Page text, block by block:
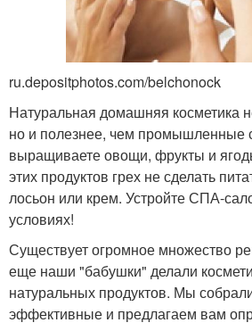
ru.depositphotos.com/belchonock
Натуральная домашняя косметика
но и полезнее, чем промышленные
выращиваете овощи, фрукты и
этих продуктов грех не сделать
лосьон или крем. Устройте СПА-
условиях!
Существует огромное множество
еще наши "бабушки" делали
натуральных продуктов. Мы
эффективные и предлагаем вам